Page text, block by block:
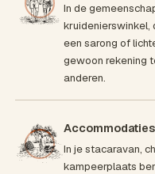
In de
kruidenierswinkel,
een sarong of
gewoon rekening
anderen.
Accommodaties
In je stacaravan,
kampeerplaats